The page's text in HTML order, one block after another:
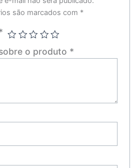
são marcados com *
o produto *